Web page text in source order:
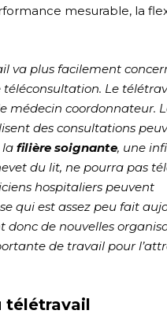
mesurable, la
va plus facilement
Le
médecin coordonnateur.
des consultations
la filière soignante, une
du lit, ne pourra pas
hospitaliers peuvent
qui est assez peu fait
donc de nouvelles
de travail pour
télétravail